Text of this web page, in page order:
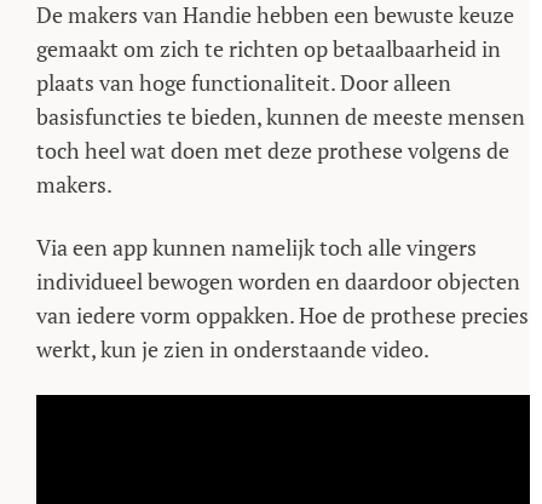
De makers van Handie hebben een bewuste keuze
gemaakt om zich te richten op betaalbaarheid in
plaats van hoge functionaliteit. Door alleen
basisfuncties te bieden, kunnen de meeste mensen
toch heel wat doen met deze prothese volgens de
makers.
Via een app kunnen namelijk toch alle vingers
individueel bewogen worden en daardoor objecten
van iedere vorm oppakken. Hoe de prothese precies
werkt, kun je zien in onderstaande video.